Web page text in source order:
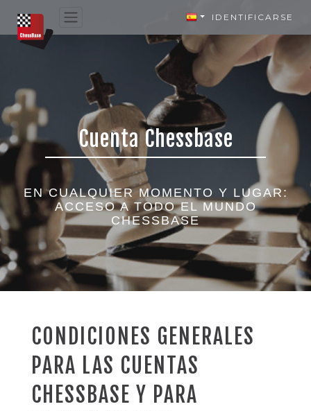
IDENTIFICARSE
Cuenta Chessbase
EN CUALQUIER MOMENTO Y LUGAR:
ACCESO A TODO EL MUNDO
CHESSBASE
CONDICIONES GENERALES
PARA LAS CUENTAS
CHESSBASE Y PARA